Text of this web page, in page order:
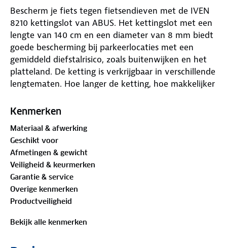
Bescherm je fiets tegen fietsendieven met de IVEN
8210 kettingslot van ABUS. Het kettingslot met een
lengte van 140 cm en een diameter van 8 mm biedt
goede bescherming bij parkeerlocaties met een
gemiddeld diefstalrisico, zoals buitenwijken en het
platteland. De ketting is verkrijgbaar in verschillende
lengtematen. Hoe langer de ketting, hoe makkelijker
ART-2-sloten zijn de meest gebruikte fietsloten voor
TESTWINNAAR ART-2-SLOTEN FIETSLOTENTEST
2022 ANWB
Wij testen regelmatig verschillende fietsen en
fietsaccessoires. Klikhier
keer testten we twintig fietsloten: twaalf ART-2-
sloten en acht ART-3-sloten, van merken als ABUS,
AXA, Treloc, HEMA en FALKSX. Alle sloten uit de test
zijn getest op braakbestendigheid door Stichting
Kenmerken
Materiaal & afwerking
Geschikt voor
Afmetingen & gewicht
Veiligheid & keurmerken
Garantie & service
Overige kenmerken
Productveiligheid
Bekijk alle kenmerken